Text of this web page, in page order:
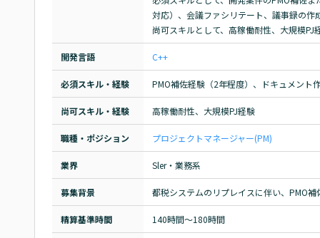
対応）、会議ファシリテート、議事録の作
尚可スキルとして、高稼働耐性、大規模PJ
開発言語 C++
必須スキル・経験 PMO補佐経験（2年程度）、ドキュメント
尚可スキル・経験 高稼働耐性、大規模PJ経験
職種・ポジション プロジェクトマネージャー(PM)
業界 Sler・業務系
募集背景 都税システムのリプレイスに伴い、PMO
精算基準時間 140時間〜180時間